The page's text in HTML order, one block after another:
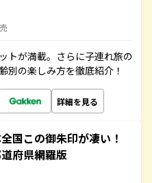
トが満載。さらに子連れ旅の
別の楽しみ方を徹底紹介！
詳細を見る
国この御朱印が凄い！
府県網羅版